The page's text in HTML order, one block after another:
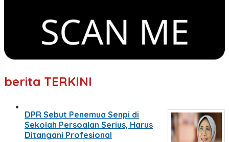
berita TERKINI
DPR Sebut Penemua Senpi di
Sekolah Persoalan Serius, Harus
Ditangani Profesional